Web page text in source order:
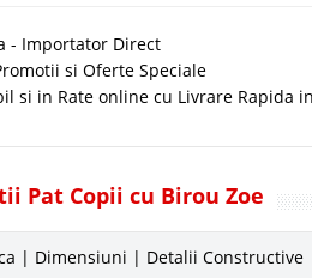
- Importator Direct
si Oferte Speciale
si in Rate online cu Livrare Rapida
Pat Copii cu Birou Zoe
| Dimensiuni | Detalii Constructive